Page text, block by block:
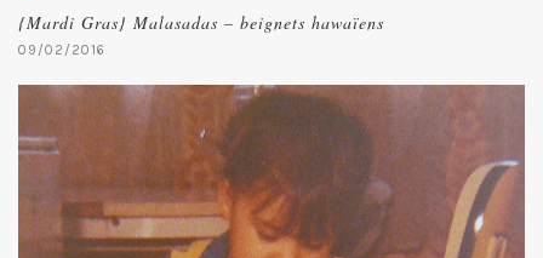
{Mardi Gras} Malasadas – beignets hawaïens
09/02/2016